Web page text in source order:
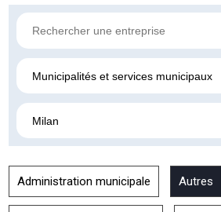
Municipalités et services municipaux
Milan
Administration municipale Autres